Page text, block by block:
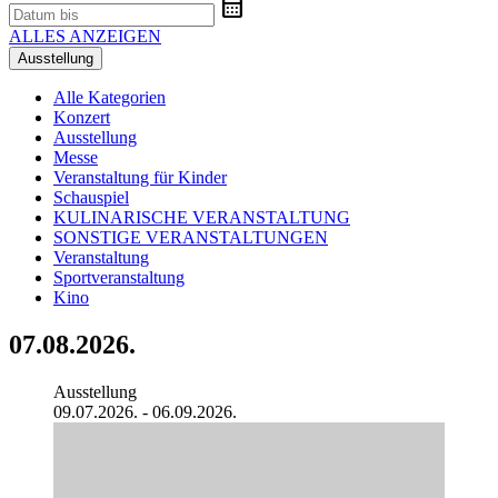
calendar_month
ALLES ANZEIGEN
Ausstellung
Alle Kategorien
Konzert
Ausstellung
Messe
Veranstaltung für Kinder
Schauspiel
KULINARISCHE VERANSTALTUNG
SONSTIGE VERANSTALTUNGEN
Veranstaltung
Sportveranstaltung
Kino
07.08.2026.
Ausstellung
09.07.2026. - 06.09.2026.